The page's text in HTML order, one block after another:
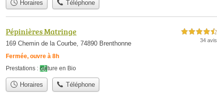
Horaires Téléphone
Pépinières Matringe
169 Chemin de la Courbe, 74890 Brenthonne
Fermée, ouvre à 8h
4,5 étoiles sur 5
34 avis
Prestations : culture en Bio
Horaires Téléphone